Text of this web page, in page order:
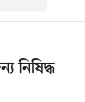
নিষিদ্ধ